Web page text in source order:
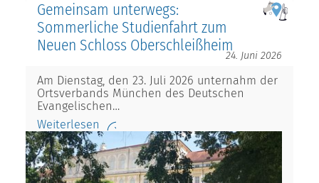
Gemeinsam unterwegs:
Sommerliche Studienfahrt zum
Neuen Schloss Oberschleißheim
24. Juni 2026
Am Dienstag, den 23. Juli 2026 unternahm der
Ortsverbands München des Deutschen
Evangelischen…
Weiterlesen